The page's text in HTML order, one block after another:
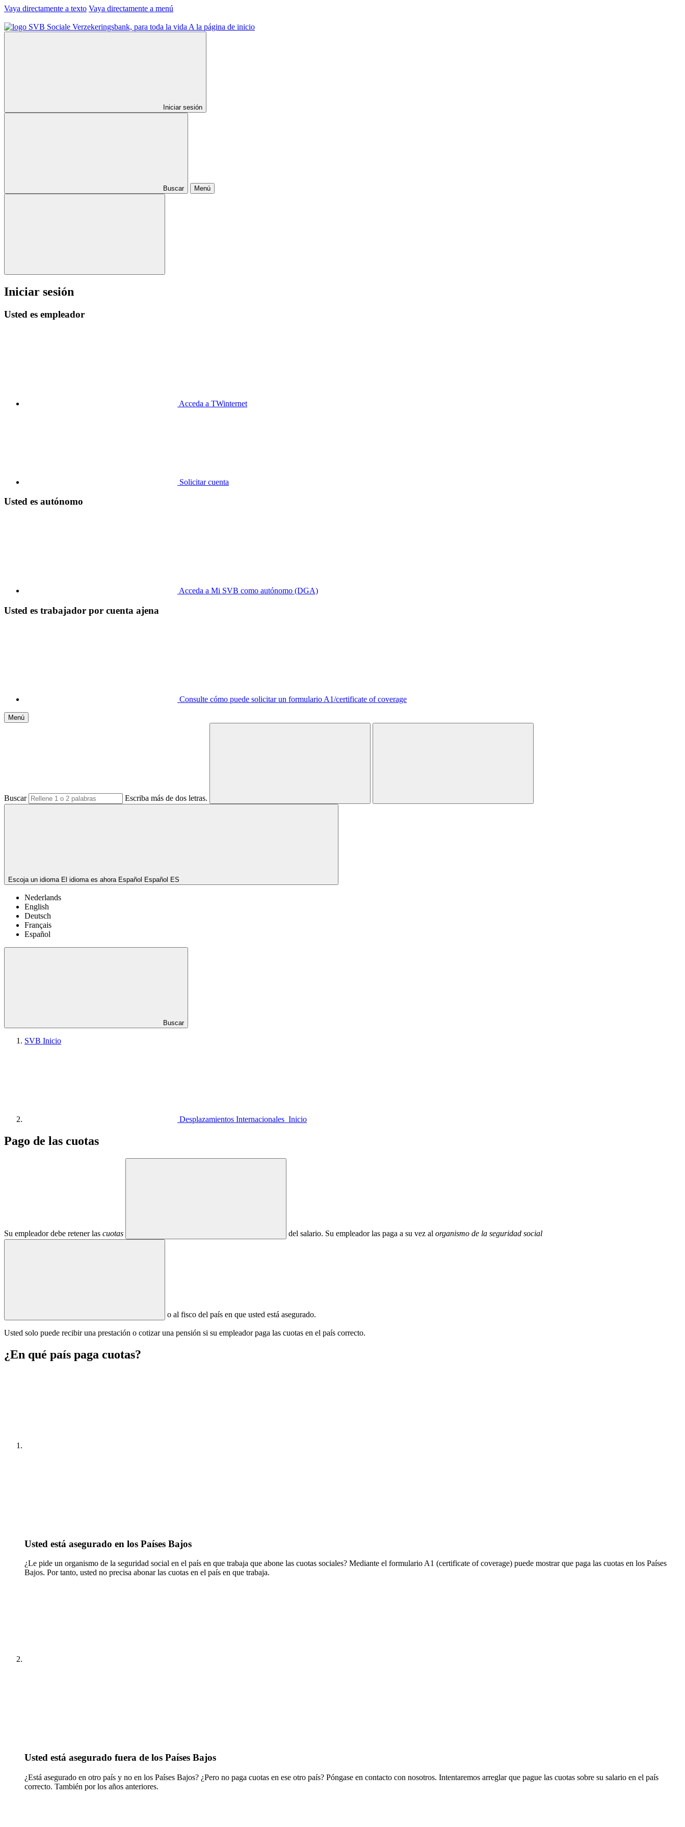
Vaya directamente a texto Vaya directamente a menú
A la página de inicio
Iniciar sesión
Buscar Menú
Iniciar sesión
Usted es empleador
Acceda a TWinternet
Solicitar cuenta
Usted es autónomo
Acceda a Mi SVB como autónomo (DGA)
Usted es trabajador por cuenta ajena
Consulte cómo puede solicitar un formulario A1/certificate of coverage
Menú
Buscar Escriba más de dos letras.
Escoja un idioma El idioma es ahora Español Español ES
Nederlands
English
Deutsch
Français
Español
Buscar
SVB Inicio
Desplazamientos Internacionales Inicio
Pago de las cuotas
Su empleador debe retener las cuotas del salario. Su empleador las paga a su vez al organismo de la seguridad social
o al fisco del país en que usted está asegurado.
Usted solo puede recibir una prestación o cotizar una pensión si su empleador paga las cuotas en el país correcto.
¿En qué país paga cuotas?
Usted está asegurado en los Países Bajos
¿Le pide un organismo de la seguridad social en el país en que trabaja que abone las cuotas sociales? Mediante el formulario A1 (certificate of coverage) puede mostrar que paga las cuotas en los Países
Bajos. Por tanto, usted no precisa abonar las cuotas en el país en que trabaja.
Usted está asegurado fuera de los Países Bajos
¿Está asegurado en otro país y no en los Países Bajos? ¿Pero no paga cuotas en ese otro país? Póngase en contacto con nosotros. Intentaremos arreglar que pague las cuotas sobre su salario en el país
correcto. También por los años anteriores.